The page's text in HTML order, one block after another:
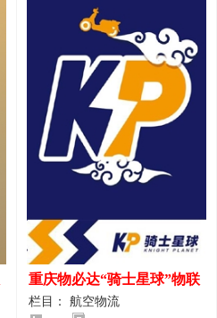
重庆物必达“骑士星球”物联
网派送人员服装设计案例
栏目： 航空物流